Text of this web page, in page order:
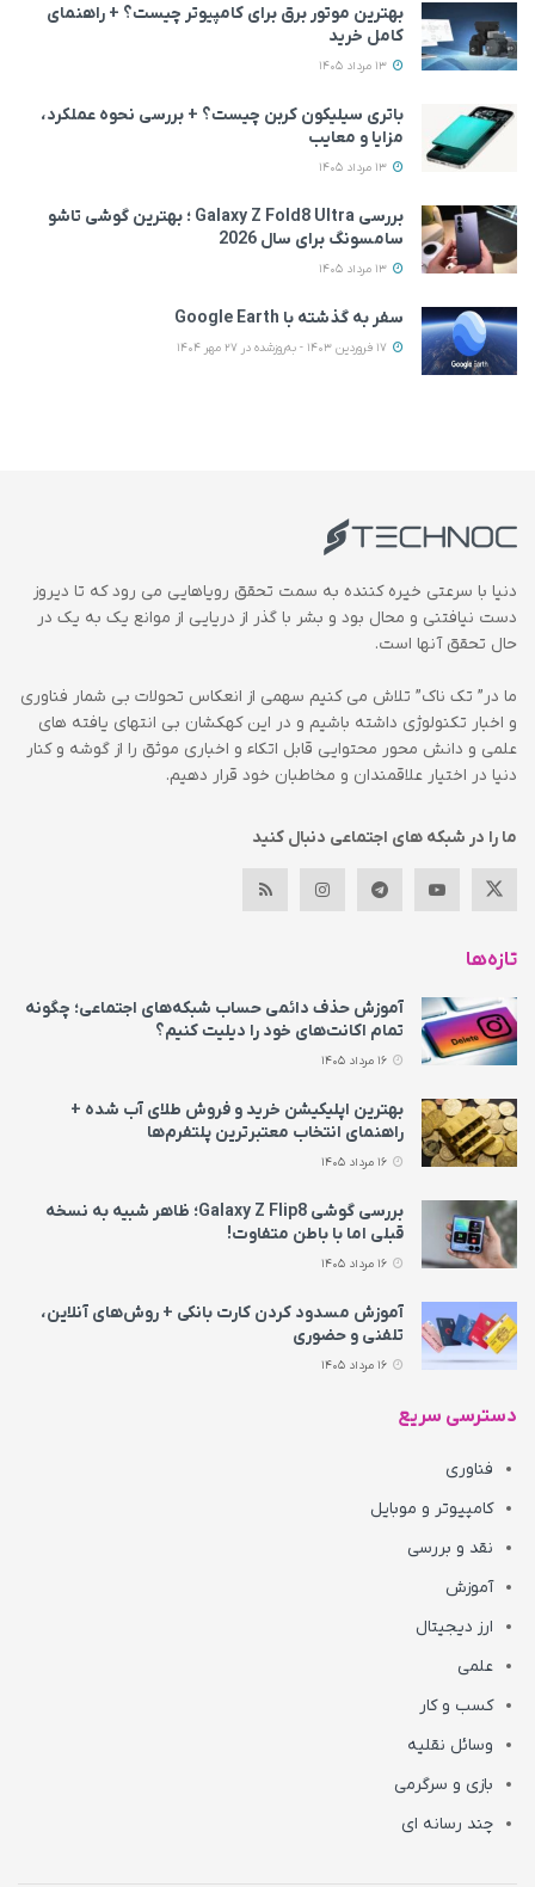
بهترین موتور برق برای کامپیوتر چیست؟ + راهنمای
کامل خرید
باتری سیلیکون کربن چیست؟ + بررسی نحوه عملکرد،
مزایا و معایب
بررسی Galaxy Z Fold8 Ultra ؛ بهترین گوشی تاشو
سامسونگ برای سال 2026
سفر به گذشته با Google Earth
دنیا با سرعتی خیره کننده به سمت تحقق رویاهایی می رود که تا دیروز
دست نیافتنی و محال بود و بشر با گذر از دریایی از موانع یک به یک در
حال تحقق آنها است.
ما در” تک ناک” تلاش می کنیم سهمی از انعکاس تحولات بی شمار فناوری
و اخبار تکنولوژی داشته باشیم و در این کهکشان بی انتهای یافته های
علمی و دانش محور محتوایی قابل اتکاء و اخباری موثق را از گوشه و کنار
دنیا در اختیار علاقمندان و مخاطبان خود قرار دهیم.
ما را در شبکه های اجتماعی دنبال کنید
تازه‌ها
آموزش حذف دائمی حساب شبکه‌های اجتماعی؛ چگونه
تمام اکانت‌های خود را دیلیت کنیم؟
بهترین اپلیکیشن خرید و فروش طلای آب شده +
راهنمای انتخاب معتبرترین پلتفرم‌ها
بررسی گوشی Galaxy Z Flip8؛ ظاهر شبیه به نسخه
قبلی اما با باطن متفاوت!
آموزش مسدود کردن کارت بانکی + روش‌های آنلاین،
تلفنی و حضوری
دسترسی سریع
فناوری
کامپیوتر و موبایل
نقد و بررسی
آموزش
ارز دیجیتال
علمی
کسب و کار
وسائل نقلیه
بازی و سرگرمی
چند رسانه ای